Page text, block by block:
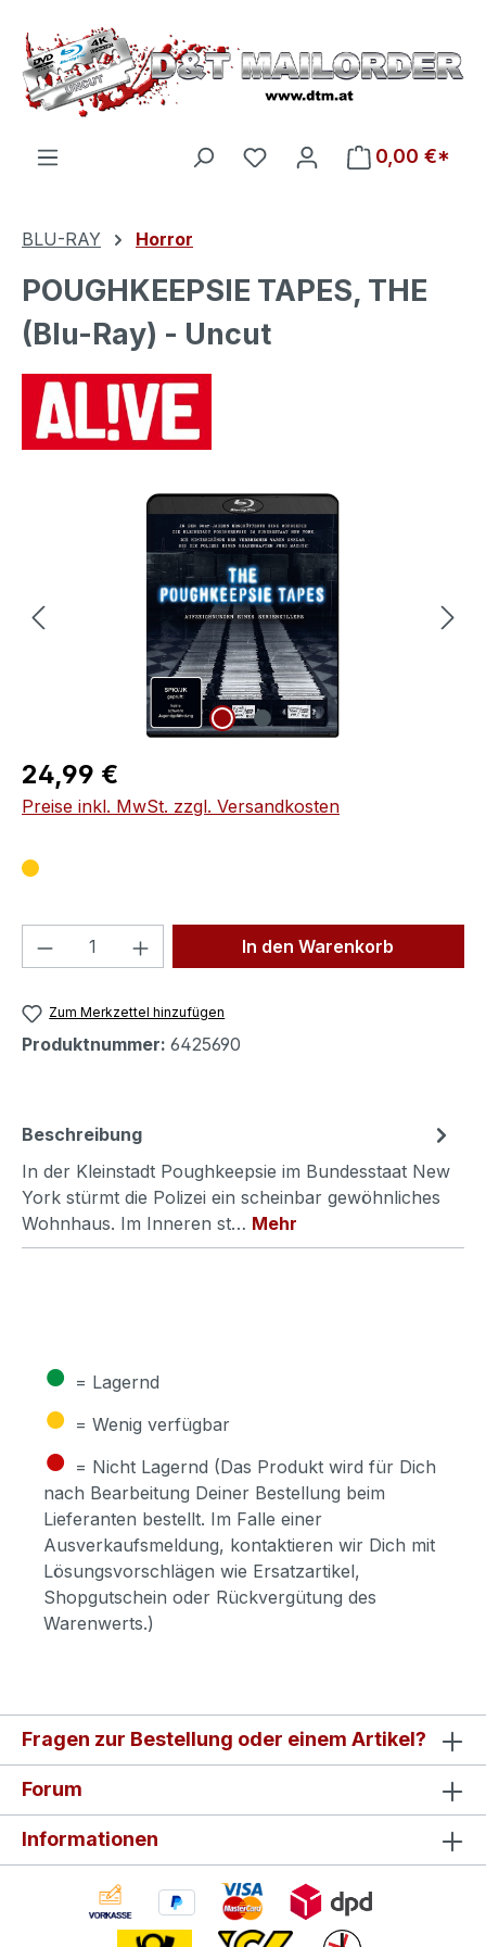
Zum Hauptinhalt springen
Du hast 0 Produkte auf
0,00 €*
BLU-RAY Horror
POUGHKEEPSIE TAPES, THE
(Blu-Ray) - Uncut
Bildergalerie überspringen
Regulärer Preis:
24,99 €
Preise inkl. MwSt. zzgl. Versandkosten
Produkt Anzahl: Gib denIn den Warenkorb
Zum Merkzettel hinzufügen
Produktnummer: 6425690
Beschreibung
In der Kleinstadt Poughkeepsie im Bundesstaat New
York stürmt die Polizei ein scheinbar gewöhnliches
Wohnhaus. Im Inneren st… Mehr
● = Lagernd
● = Wenig verfügbar
● = Nicht Lagernd (Das Produkt wird für Dich
nach Bearbeitung Deiner Bestellung beim
Lieferanten bestellt. Im Falle einer
Ausverkaufsmeldung, kontaktieren wir Dich mit
Lösungsvorschlägen wie Ersatzartikel,
Shopgutschein oder Rückvergütung des
Warenwerts.)
Fragen zur Bestellung oder einem Artikel?
Forum
Informationen